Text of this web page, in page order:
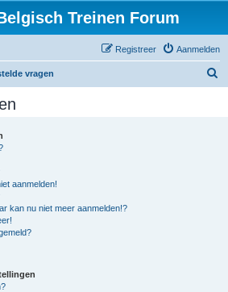
Treinen Forum
Aanmelden
Registreer
vragen
aanmelden!
kan nu niet meer aanmelden!?